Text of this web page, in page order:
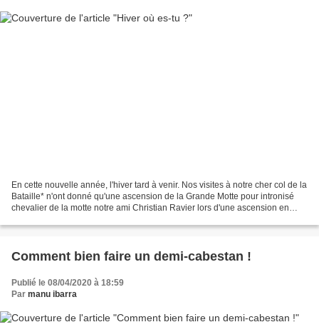
En cette nouvelle année, l'hiver tard à venir. Nos visites à notre cher col de la
Bataille* n'ont donné qu'une ascension de la Grande Motte pour intronisé
chevalier de la motte notre ami Christian Ravier lors d'une ascension en
Comment bien faire un demi-cabestan !
Publié le 08/04/2020 à 18:59
Par manu ibarra